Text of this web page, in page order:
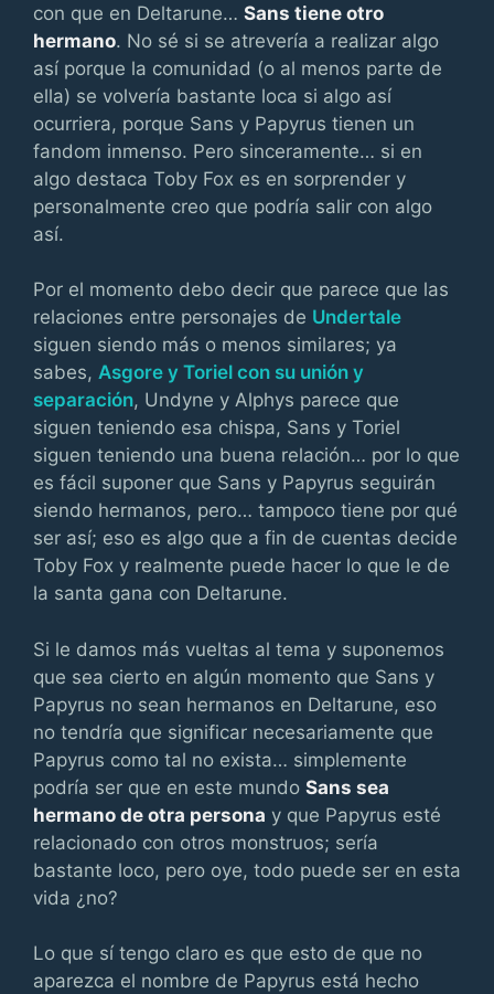
con que en Deltarune… Sans tiene otro
hermano. No sé si se atrevería a realizar algo
así porque la comunidad (o al menos parte de
ella) se volvería bastante loca si algo así
ocurriera, porque Sans y Papyrus tienen un
fandom inmenso. Pero sinceramente… si en
algo destaca Toby Fox es en sorprender y
personalmente creo que podría salir con algo
así.
Por el momento debo decir que parece que las
relaciones entre personajes de Undertale
siguen siendo más o menos similares; ya
sabes, Asgore y Toriel con su unión y
separación, Undyne y Alphys parece que
siguen teniendo esa chispa, Sans y Toriel
siguen teniendo una buena relación… por lo que
es fácil suponer que Sans y Papyrus seguirán
siendo hermanos, pero… tampoco tiene por qué
ser así; eso es algo que a fin de cuentas decide
Toby Fox y realmente puede hacer lo que le de
la santa gana con Deltarune.
Si le damos más vueltas al tema y suponemos
que sea cierto en algún momento que Sans y
Papyrus no sean hermanos en Deltarune, eso
no tendría que significar necesariamente que
Papyrus como tal no exista… simplemente
podría ser que en este mundo Sans sea
hermano de otra persona y que Papyrus esté
relacionado con otros monstruos; sería
bastante loco, pero oye, todo puede ser en esta
vida ¿no?
Lo que sí tengo claro es que esto de que no
aparezca el nombre de Papyrus está hecho